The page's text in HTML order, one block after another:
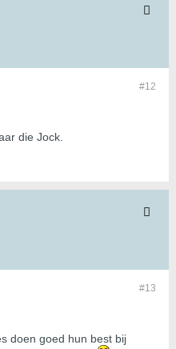
#12
die Jock.
#13
doen goed hun best bij